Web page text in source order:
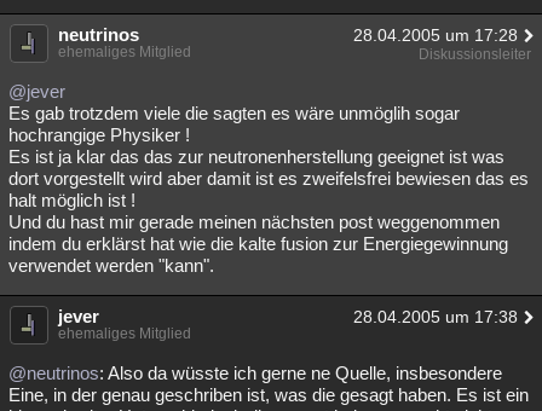
neutrinos 28.04.2005 um 17:28
ehemaliges Mitglied Diskussionsleiter
@jever
Es gab trotzdem viele die sagten es wäre unmöglih sogar
hochrangige Physiker !
Es ist ja klar das das zur neutronenherstellung geeignet ist was
dort vorgestellt wird aber damit ist es zweifelsfrei bewiesen das es
halt möglich ist !
Und du hast mir gerade meinen nächsten post weggenommen
indem du erklärst hat wie die kalte fusion zur Energiegewinnung
verwendet werden "kann".
jever 28.04.2005 um 17:38
ehemaliges Mitglied
@neutrinos: Also da wüsste ich gerne ne Quelle, insbesondere
Eine, in der genau geschriben ist, was die gesagt haben. Es ist ein